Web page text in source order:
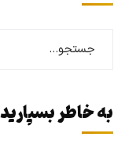
به خاطر بسپارید